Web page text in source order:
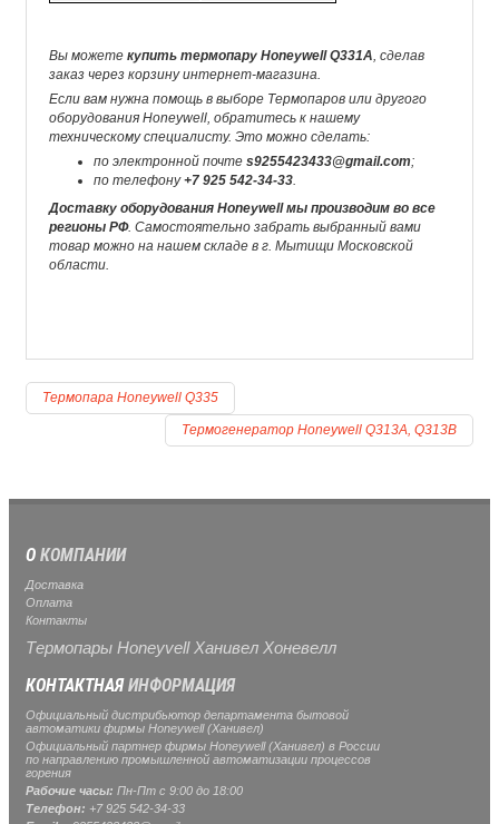
Вы можете купить термопару Honeywell Q331A , сделав
заказ через корзину интернет-магазина.
Если вам нужна помощь в выборе Термопаров или другого
оборудования Honeywell, обратитесь к нашему
техническому специалисту. Это можно сделать:
по электронной почте s9255423433@gmail.com;
по телефону+7 925 542-34-33
Доставку оборудования Honeywell мы производим во все
регионы РФ. Самостоятельно забрать выбранный вами
товар можно на нашем складе в г. Мытищи Московской
области.
Термопара Honeywell Q335
Термогенератор Honeywell Q313A, Q313B
О КОМПАНИИ
Доставка
Оплата
Контакты
Термопары Honeyvell Ханивел Хоневелл
КОНТАКТНАЯИНФОРМАЦИЯ
Официальный дистрибьютор департамента бытовой
автоматики фирмы Honeywell (Ханивел)
Официальный партнер фирмы Honeywell (Ханивел) в России
по направлению промышленной автоматизации процессов
горения
Рабочие часы: Пн-Пт с 9:00 до 18:00
Телефон: +7 925 542-34-33